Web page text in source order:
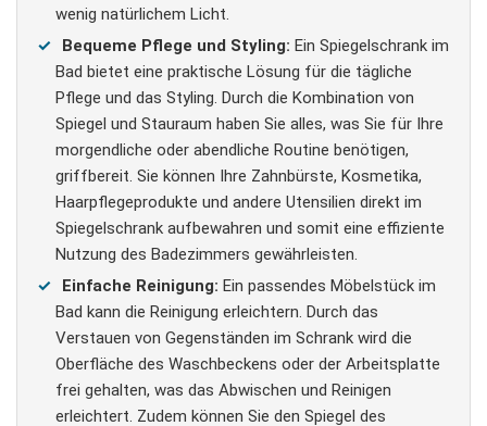
wenig natürlichem Licht.
Bequeme Pflege und Styling: Ein Spiegelschrank im
Bad bietet eine praktische Lösung für die tägliche
Pflege und das Styling. Durch die Kombination von
Spiegel und Stauraum haben Sie alles, was Sie für Ihre
morgendliche oder abendliche Routine benötigen,
griffbereit. Sie können Ihre Zahnbürste, Kosmetika,
Haarpflegeprodukte und andere Utensilien direkt im
Spiegelschrank aufbewahren und somit eine effiziente
Nutzung des Badezimmers gewährleisten.
Einfache Reinigung: Ein passendes Möbelstück im
Bad kann die Reinigung erleichtern. Durch das
Verstauen von Gegenständen im Schrank wird die
Oberfläche des Waschbeckens oder der Arbeitsplatte
frei gehalten, was das Abwischen und Reinigen
erleichtert. Zudem können Sie den Spiegel des